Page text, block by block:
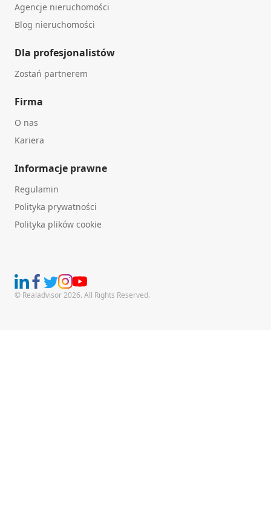
Agencje nieruchomości
Blog nieruchomości
Dla profesjonalistów
Zostań partnerem
Firma
O nas
Kariera
Informacje prawne
Regulamin
Polityka prywatności
Polityka plików cookie
© Realadvisor 2026. All Rights Reserved.